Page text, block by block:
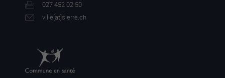
027 452 02 50
ville[at]sierre.ch